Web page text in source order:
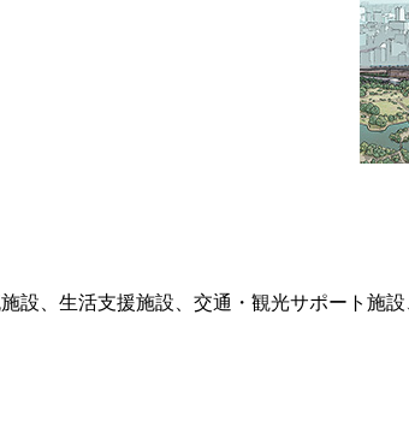
、生活支援施設、交通・観光サポート施